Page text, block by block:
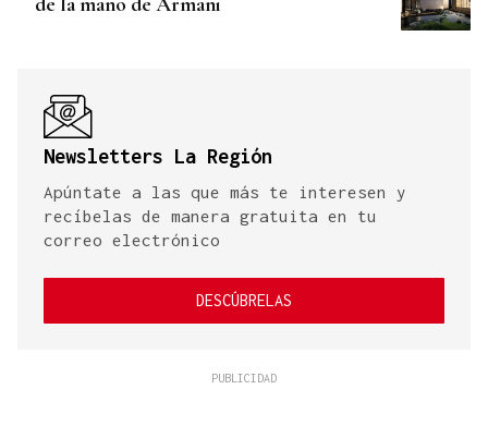
Newsletters La Región
Apúntate a las que más te interesen y
recíbelas de manera gratuita en tu
correo electrónico
DESCÚBRELAS